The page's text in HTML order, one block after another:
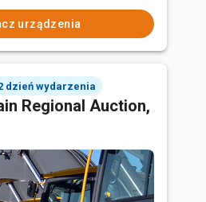
urządzenia
dzień wydarzenia
Regional Auction,